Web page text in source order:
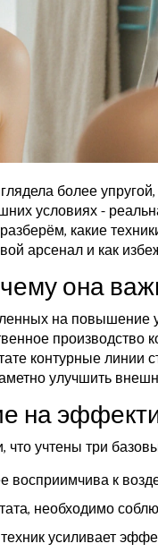
более
условиях -
какие
арсенал и как
она
на повышение
производство
контурные
улучшить
что учтены три
восприимчива к
необходимо
усиливает